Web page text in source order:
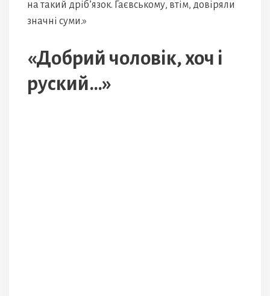
на такий дріб’язок. Гаєвському, втім, довіряли
значні суми.»
«Добрий чоловік, хоч і
руский…»